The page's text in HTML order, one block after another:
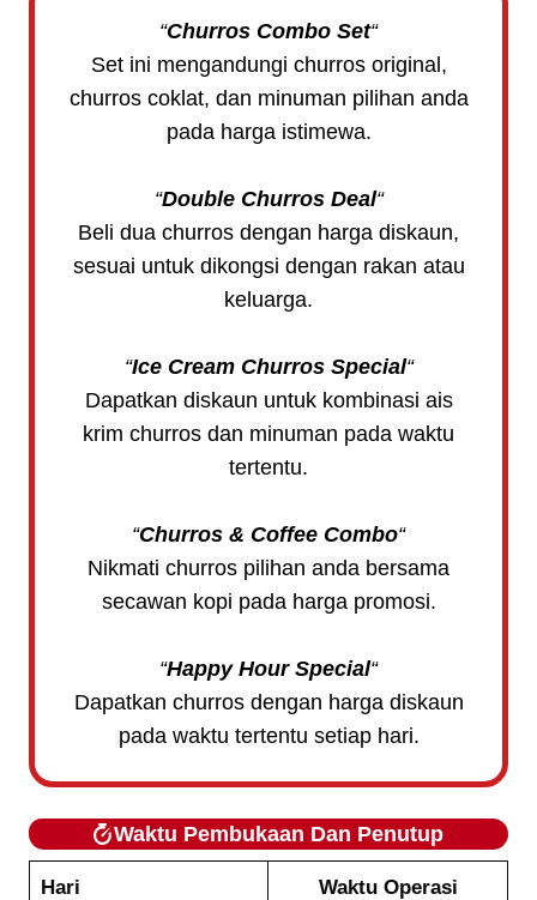
“Churros Combo Set“
Set ini mengandungi churros original,
churros coklat, dan minuman pilihan anda
pada harga istimewa.
“Double Churros Deal“
Beli dua churros dengan harga diskaun,
sesuai untuk dikongsi dengan rakan atau
keluarga.
“Ice Cream Churros Special“
Dapatkan diskaun untuk kombinasi ais
krim churros dan minuman pada waktu
tertentu.
“Churros & Coffee Combo“
Nikmati churros pilihan anda bersama
secawan kopi pada harga promosi.
“Happy Hour Special“
Dapatkan churros dengan harga diskaun
pada waktu tertentu setiap hari.
Waktu Pembukaan Dan Penutup
Hari Waktu Operasi